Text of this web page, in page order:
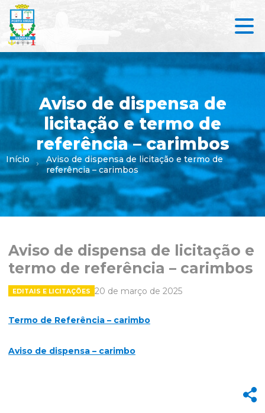
Aviso de dispensa de
licitação e termo de
referência – carimbos
Início
Aviso de dispensa de licitação e termo de
referência – carimbos
Aviso de dispensa de licitação e
termo de referência – carimbos
EDITAIS E LICITAÇÕES 20 de março de 2025
Termo de Referência – carimbo
Aviso de dispensa – carimbo